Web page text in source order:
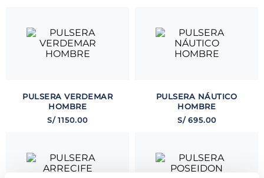
PULSERA VERDEMAR
HOMBRE
S/ 1150.00
PULSERA NÁUTICO
HOMBRE
S/ 695.00